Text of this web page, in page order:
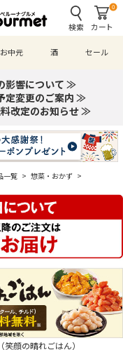
検索
0
カート
お中元 酒 セール
影響について ≫
定変更のご案内 ≫
改定のお知らせ ≫
一覧 > 惣菜・おかず >
顔の晴れごはん）